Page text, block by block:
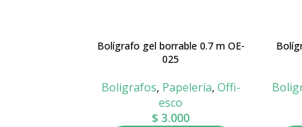
Bolígrafo gel borrable 0.7 m OE-
025
Boligrafos, Papelería, Offi-
esco
$ 3.000